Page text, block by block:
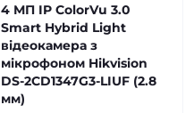
4 МП IP ColorVu 3.0
Smart Hybrid Light
відеокамера з
мікрофоном Hikvision
DS-2CD1347G3-LIUF (2.8
мм)